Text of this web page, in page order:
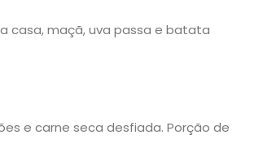
casa, maçã, uva passa e batata
e carne seca desfiada. Porção de